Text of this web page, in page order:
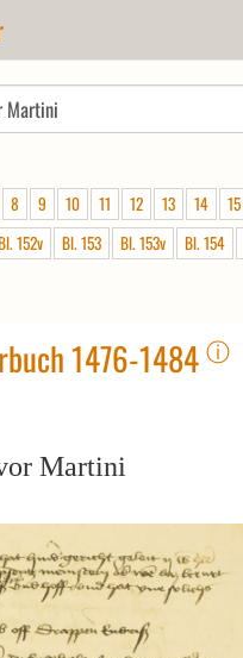
8 9 10 11 12 13 14
15
152v Bl. 153 Bl. 153v
Bl. 154
1476-1484 ⓘ
Martini